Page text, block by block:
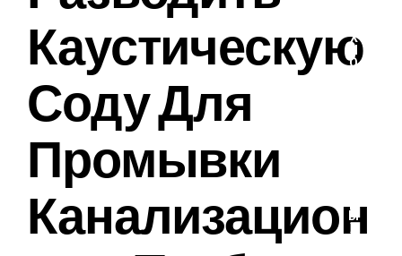
Х
Н
О
Ы
Х
Каустическую
Соду Для
Промывки
Канализацион